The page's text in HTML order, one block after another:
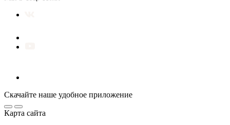
Скачайте наше удобное приложение
Карта сайта